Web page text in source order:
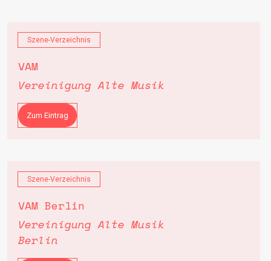
Szene-Verzeichnis
VAM
Vereinigung Alte Musik
Zum Eintrag
Szene-Verzeichnis
VAM Berlin
Vereinigung Alte Musik
Berlin